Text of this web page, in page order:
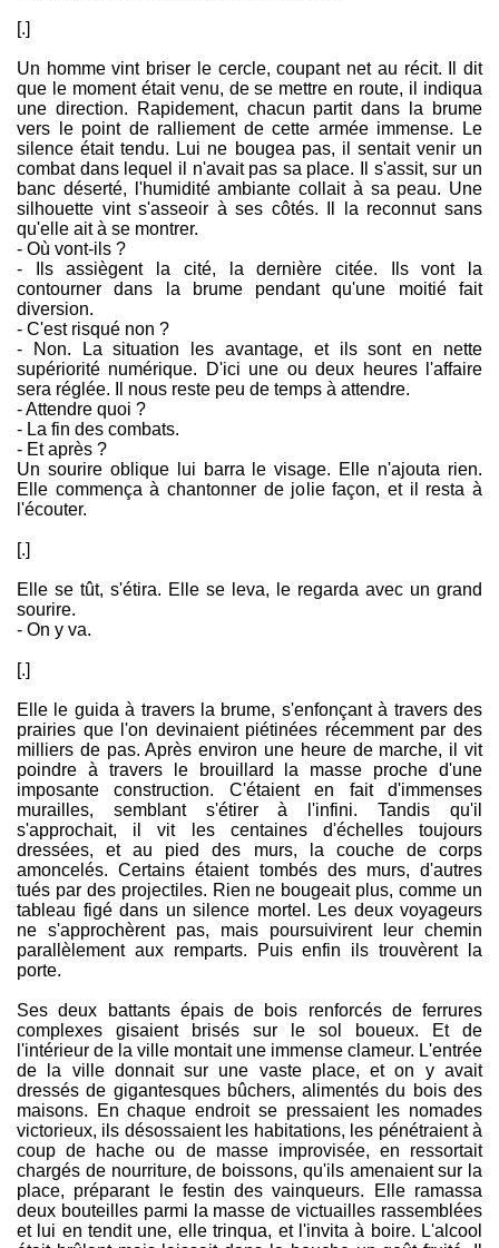
[.]
Un homme vint briser le cercle, coupant net au récit. Il dit
que le moment était venu, de se mettre en route, il indiqua
une direction. Rapidement, chacun partit dans la brume
vers le point de ralliement de cette armée immense. Le
silence était tendu. Lui ne bougea pas, il sentait venir un
combat dans lequel il n'avait pas sa place. Il s'assit, sur un
banc déserté, l'humidité ambiante collait à sa peau. Une
silhouette vint s'asseoir à ses côtés. Il la reconnut sans
qu'elle ait à se montrer.
- Où vont-ils ?
- Ils assiègent la cité, la dernière citée. Ils vont la
contourner dans la brume pendant qu'une moitié fait
diversion.
- C'est risqué non ?
- Non. La situation les avantage, et ils sont en nette
supériorité numérique. D'ici une ou deux heures l'affaire
sera réglée. Il nous reste peu de temps à attendre.
- Attendre quoi ?
- La fin des combats.
- Et après ?
Un sourire oblique lui barra le visage. Elle n'ajouta rien.
Elle commença à chantonner de jolie façon, et il resta à
l'écouter.
[.]
Elle se tût, s'étira. Elle se leva, le regarda avec un grand
sourire.
- On y va.
[.]
Elle le guida à travers la brume, s'enfonçant à travers des
prairies que l'on devinaient piétinées récemment par des
milliers de pas. Après environ une heure de marche, il vit
poindre à travers le brouillard la masse proche d'une
imposante construction. C'étaient en fait d'immenses
murailles, semblant s'étirer à l'infini. Tandis qu'il
s'approchait, il vit les centaines d'échelles toujours
dressées, et au pied des murs, la couche de corps
amoncelés. Certains étaient tombés des murs, d'autres
tués par des projectiles. Rien ne bougeait plus, comme un
tableau figé dans un silence mortel. Les deux voyageurs
ne s'approchèrent pas, mais poursuivirent leur chemin
parallèlement aux remparts. Puis enfin ils trouvèrent la
porte.
Ses deux battants épais de bois renforcés de ferrures
complexes gisaient brisés sur le sol boueux. Et de
l'intérieur de la ville montait une immense clameur. L'entrée
de la ville donnait sur une vaste place, et on y avait
dressés de gigantesques bûchers, alimentés du bois des
maisons. En chaque endroit se pressaient les nomades
victorieux, ils désossaient les habitations, les pénétraient à
coup de hache ou de masse improvisée, en ressortait
chargés de nourriture, de boissons, qu'ils amenaient sur la
place, préparant le festin des vainqueurs. Elle ramassa
deux bouteilles parmi la masse de victuailles rassemblées
et lui en tendit une, elle trinqua, et l'invita à boire. L'alcool